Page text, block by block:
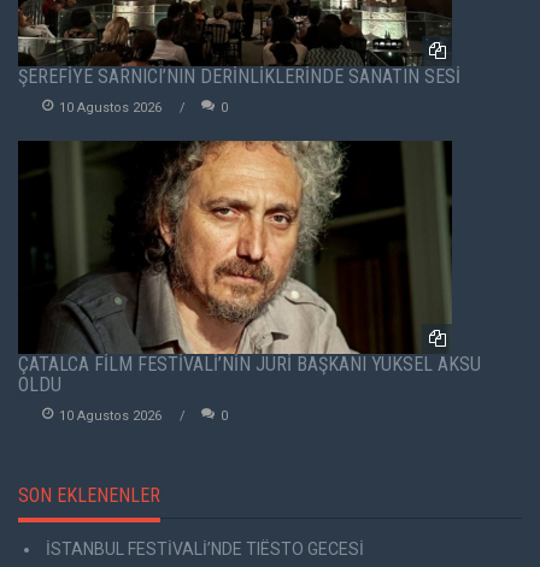
ŞEREFİYE SARNICI’NIN DERİNLİKLERİNDE SANATIN SESİ
10 Agustos 2026 0
ÇATALCA FİLM FESTİVALİ’NİN JÜRİ BAŞKANI YÜKSEL AKSU
OLDU
10 Agustos 2026 0
SON EKLENENLER
İSTANBUL FESTİVALİ’NDE TIËSTO GECESİ